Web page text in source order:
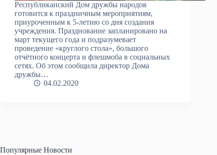
Республиканский Дом дружбы народов
готовится к праздничным мероприятиям,
приуроченным к 5-летию со дня создания
учреждения. Празднование запланировано на
март текущего года и подразумевает
проведение «круглого стола», большого
отчётного концерта и флешмоба в социальных
сетях. Об этом сообщила директор Дома
дружбы…
04.02.2020
Популярные Новости